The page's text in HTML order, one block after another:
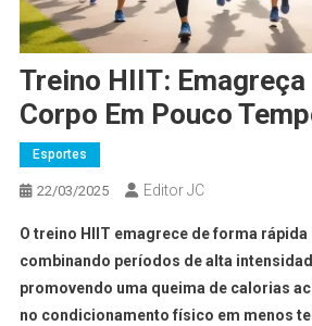
Treino HIIT: Emagreça
Corpo Em Pouco
Esportes
22/03/2025 Editor JC
O treino HIIT emagrece de forma rápida
combinando períodos de alta
promovendo uma queima de calorias
no condicionamento físico em menos